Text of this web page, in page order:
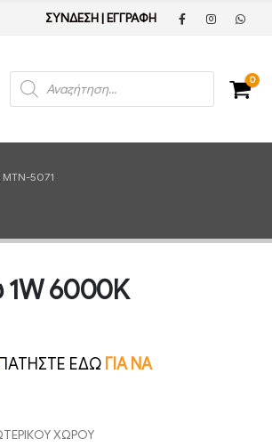
ΣΥΝΔΕΣΗ| ΕΓΓΡΑΦΗ
Products
search
0
5071
6000K
ΕΔΩ ΓΙΑ ΝΑ
ΧΩΡΟΥ